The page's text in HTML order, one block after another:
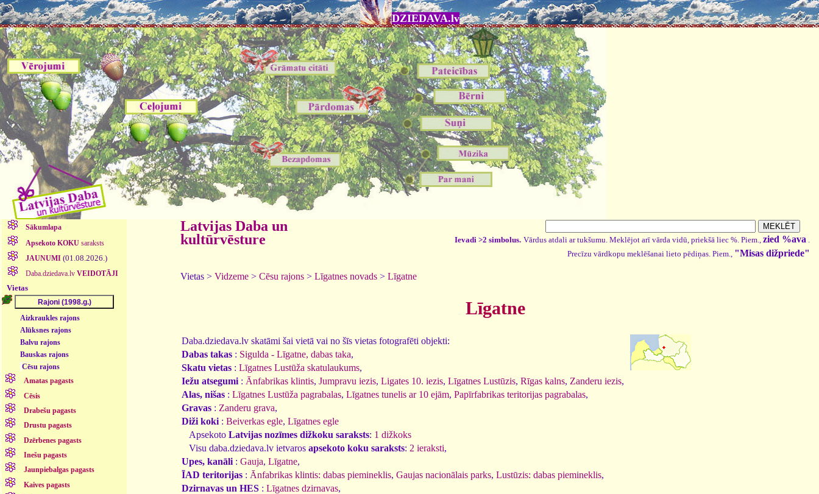
DZIEDAVA.lv
Sākumlapa
Apsekoto KOKUsaraksts
JAUNUMI (01.08.2026.)
Daba.dziedava.lv VEIDOTĀJI
Vietas
Aizkraukles rajons
Alūksnes rajons
Balvu rajons
Bauskas rajons
Cēsu rajons
Amatas pagasts
Cēsis
Drabešu pagasts
Drustu pagasts
Dzērbenes pagasts
Inešu pagasts
Jaunpiebalgas pagasts
Kaives pagasts
Latvijas Daba un
kultūrvēsture
Ievadi >2 simbolus. Vārdus atdali ar tukšumu. Meklējot arī vārda vidū, priekšā liec %. Piem., zied %ava .
Precīzu vārdkopu meklēšanai lieto pēdiņas. Piem., "Misas dižpriede"
Vietas > Vidzeme > Cēsu rajons > Līgatnes novads > Līgatne
Līgatne
Daba.dziedava.lv skatāmi šai vietā vai no šīs vietas fotografēti objekti:
Dabas takas : Sigulda - Līgatne, dabas taka,
Skatu vietas : Līgatnes Lustūža skatulaukums,
Iežu atsegumi : Ānfabrikas klintis, Jumpravu iezis, Ligates 10. iezis, Līgatnes Lustūzis, Rīgas kalns, Zanderu iezis,
Alas, nišas : Līgatnes Lustūža pagrabalas, Līgatnes tunelis ar 10 ejām, Papīrfabrikas teritorijas pagrabalas,
Gravas : Zanderu grava,
Diži koki : Beiverkas egle, Līgatnes egle
Apsekoto Latvijas nozīmes dižkoku saraksts: 1 dižkoks
Visu daba.dziedava.lv ietvaros apsekoto koku saraksts: 2 ieraksti,
Upes, kanāli : Gauja, Līgatne,
ĪAD teritorijas : Ānfabrikas klintis: dabas piemineklis, Gaujas nacionālais parks, Lustūzis: dabas piemineklis,
Dzirnavas un HES : Līgatnes dzirnavas,